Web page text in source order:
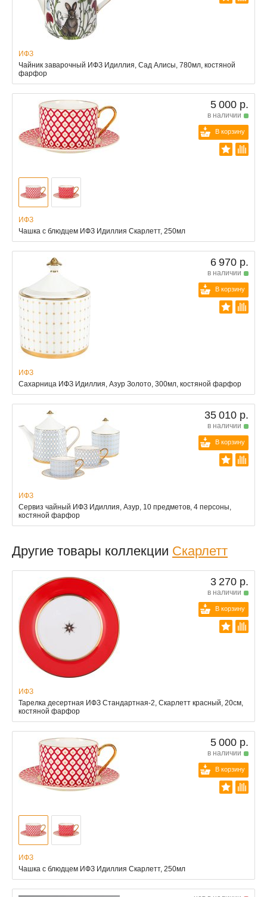
ИФЗ
Чайник заварочный ИФЗ Идиллия, Сад Алисы, 780мл, костяной
фарфор
5 000 р.
в наличии
В корзину
ИФЗ
Чашка с блюдцем ИФЗ Идиллия Скарлетт, 250мл
6 970 р.
в наличии
В корзину
ИФЗ
Сахарница ИФЗ Идиллия, Азур Золото, 300мл, костяной фарфор
35 010 р.
в наличии
В корзину
ИФЗ
Сервиз чайный ИФЗ Идиллия, Азур, 10 предметов, 4 персоны,
костяной фарфор
Другие товары коллекции Скарлетт
3 270 р.
в наличии
В корзину
ИФЗ
Тарелка десертная ИФЗ Стандартная-2, Скарлетт красный, 20см,
костяной фарфор
5 000 р.
в наличии
В корзину
ИФЗ
Чашка с блюдцем ИФЗ Идиллия Скарлетт, 250мл